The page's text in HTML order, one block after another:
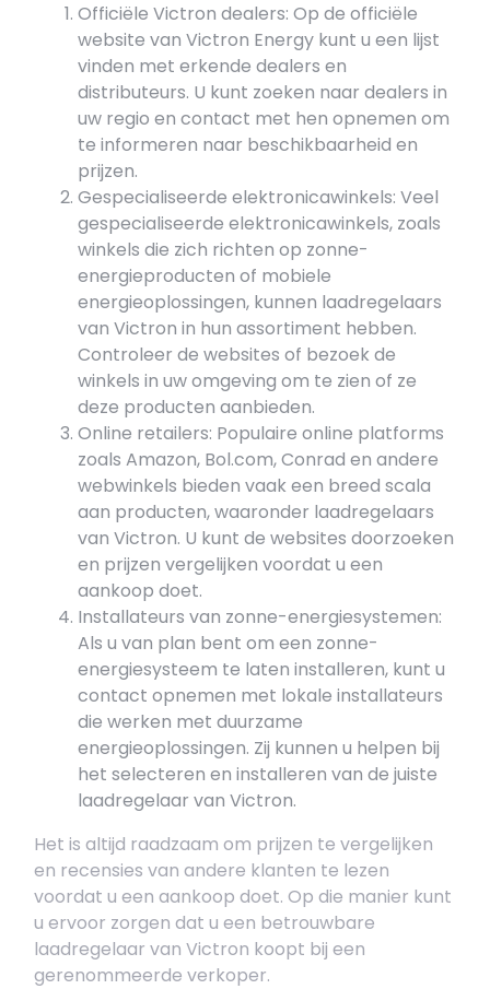
Officiële Victron dealers: Op de officiële
website van Victron Energy kunt u een lijst
vinden met erkende dealers en
distributeurs. U kunt zoeken naar dealers in
uw regio en contact met hen opnemen om
te informeren naar beschikbaarheid en
prijzen.
Gespecialiseerde elektronicawinkels: Veel
gespecialiseerde elektronicawinkels, zoals
winkels die zich richten op zonne-
energieproducten of mobiele
energieoplossingen, kunnen laadregelaars
van Victron in hun assortiment hebben.
Controleer de websites of bezoek de
winkels in uw omgeving om te zien of ze
deze producten aanbieden.
Online retailers: Populaire online platforms
zoals Amazon, Bol.com, Conrad en andere
webwinkels bieden vaak een breed scala
aan producten, waaronder laadregelaars
van Victron. U kunt de websites doorzoeken
en prijzen vergelijken voordat u een
aankoop doet.
Installateurs van zonne-energiesystemen:
Als u van plan bent om een zonne-
energiesysteem te laten installeren, kunt u
contact opnemen met lokale installateurs
die werken met duurzame
energieoplossingen. Zij kunnen u helpen bij
het selecteren en installeren van de juiste
laadregelaar van Victron.
Het is altijd raadzaam om prijzen te vergelijken
en recensies van andere klanten te lezen
voordat u een aankoop doet. Op die manier kunt
u ervoor zorgen dat u een betrouwbare
laadregelaar van Victron koopt bij een
gerenommeerde verkoper.